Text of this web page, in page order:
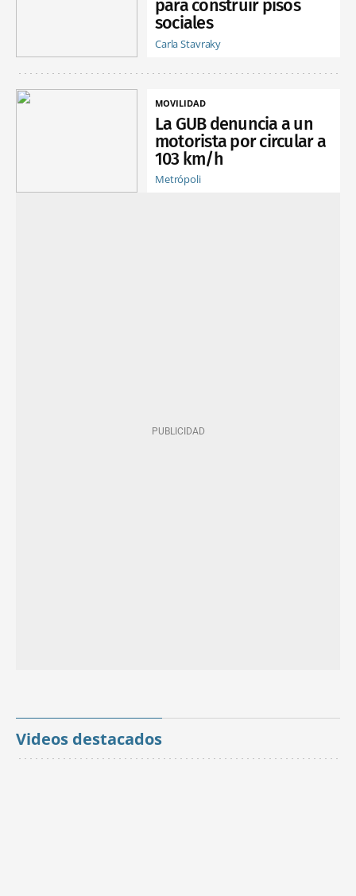
para construir pisos
sociales
Carla Stavraky
MOVILIDAD
La GUB denuncia a un
motorista por circular a
103 km/h
Metrópoli
Videos destacados